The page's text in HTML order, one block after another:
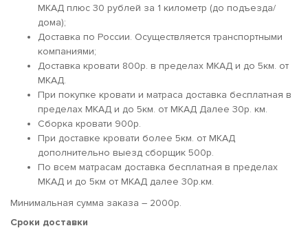
МКАД плюс 30 рублей за 1 километр (до подъезда/
дома);
Доставка по России. Осуществляется транспортными
компаниями;
Доставка кровати 800р. в пределах МКАД и до 5км. от
МКАД.
При покупке кровати и матраса доставка бесплатная в
пределах МКАД и до 5км. от МКАД Далее 30р. км.
Сборка кровати 900р.
При доставке кровати более 5км. от МКАД
дополнительно выезд сборщик 500р.
По всем матрасам доставка бесплатная в пределах
МКАД и до 5км от МКАД далее 30р.км.
Минимальная сумма заказа – 2000р.
Сроки доставки